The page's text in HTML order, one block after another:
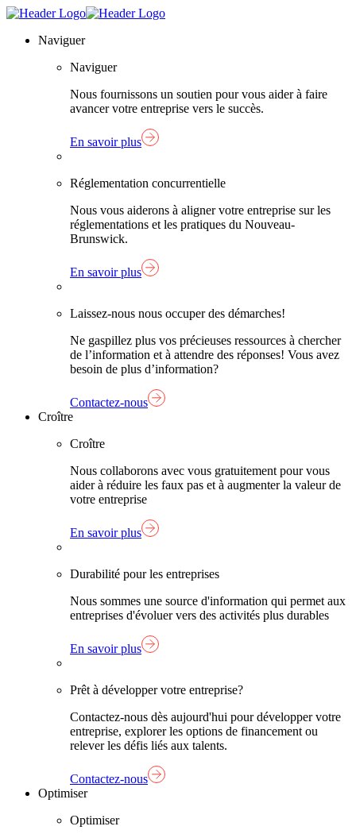
Skip
content
Lien
Naviguer
Naviguer
Nous fournissons un soutien pour vous aider à faire
avancer votre entreprise vers le succès.
En savoir plus
Réglementation concurrentielle
Nous vous aiderons à aligner votre entreprise sur les
réglementations et les pratiques du Nouveau-
Brunswick.
En savoir plus
Laissez-nous nous occuper des démarches!
Ne gaspillez plus vos précieuses ressources à chercher
de l’information et à attendre des réponses! Vous avez
besoin de plus d’information?
Contactez-nous
Croître
Croître
Nous collaborons avec vous gratuitement pour vous
aider à réduire les faux pas et à augmenter la valeur de
votre entreprise
En savoir plus
Durabilité pour les entreprises
Nous sommes une source d'information qui permet aux
entreprises d'évoluer vers des activités plus durables
En savoir plus
Prêt à développer votre entreprise?
Contactez-nous dès aujourd'hui pour développer votre
entreprise, explorer les options de financement ou
relever les défis liés aux talents.
Contactez-nous
Optimiser
Optimiser